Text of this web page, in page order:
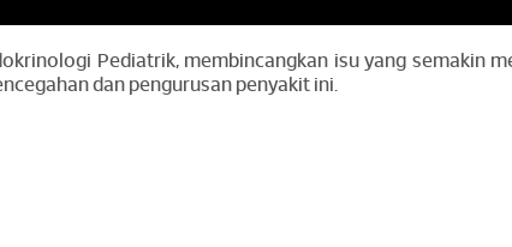
Pediatrik, membincangkan isu yang semakin
dan pengurusan penyakit ini.